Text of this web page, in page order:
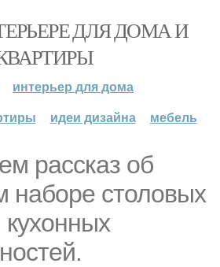
ДЛЯ ДОМА И
интерьер для дома
идеи дизайна мебель
рассказ об
наборе столовых